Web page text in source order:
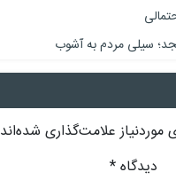
سیلی مردم به آشوب
علامت‌گذاری شده‌اند
دیدگاه*